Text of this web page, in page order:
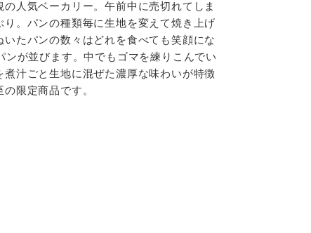
人気ベーカリー。午前中に売切れてしま
り。パンの種類毎に生地を変えて焼き上げ
たパンの数々はどれを食べても笑顔にな
ンが並びます。中でもゴマを練りこんでい
煮汁ごと生地に混ぜた濃厚な味わいが特徴
限定商品です。